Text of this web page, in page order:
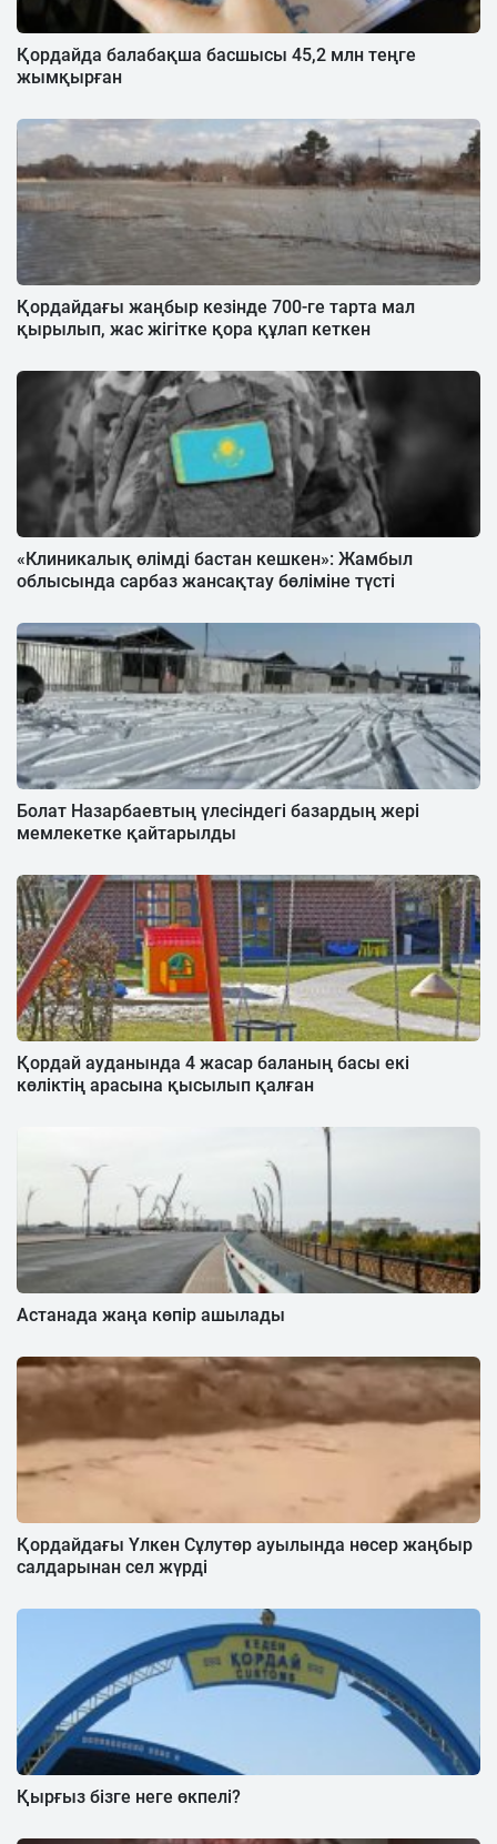
Қордайда балабақша басшысы 45,2 млн теңге
жымқырған
Қордайдағы жаңбыр кезінде 700-ге тарта мал
қырылып, жас жігітке қора құлап кеткен
«Клиникалық өлімді бастан кешкен»: Жамбыл
облысында сарбаз жансақтау бөліміне түсті
Болат Назарбаевтың үлесіндегі базардың жері
мемлекетке қайтарылды
Қордай ауданында 4 жасар баланың басы екі
көліктің арасына қысылып қалған
Астанада жаңа көпір ашылады
Қордайдағы Үлкен Сұлутөр ауылында нөсер жаңбыр
салдарынан сел жүрді
Қырғыз бізге неге өкпелі?